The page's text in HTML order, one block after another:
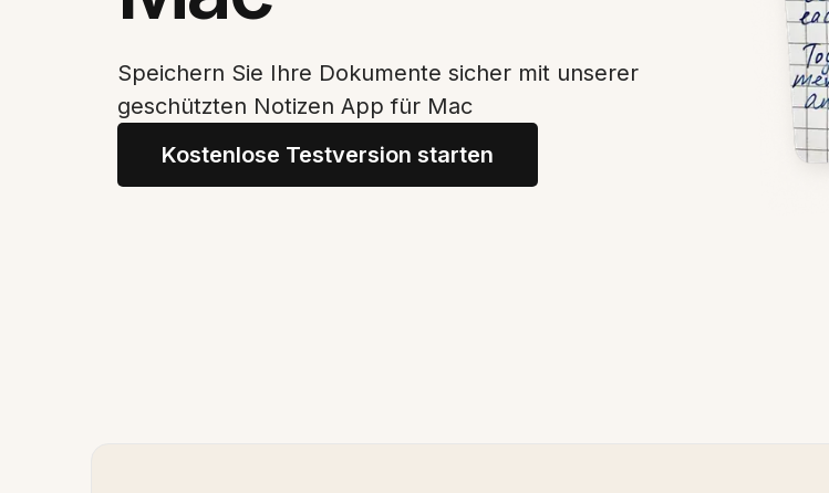
Speichern Sie Ihre Dokumente sicher mit unserer
geschützten Notizen App für Mac
Kostenlose Testversion starten